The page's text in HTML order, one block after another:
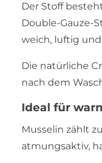
Der Stoff
Double-Gauze-
weich, luftig
Die natürliche
nach dem
Ideal für
Musselin zählt
atmungsaktiv,